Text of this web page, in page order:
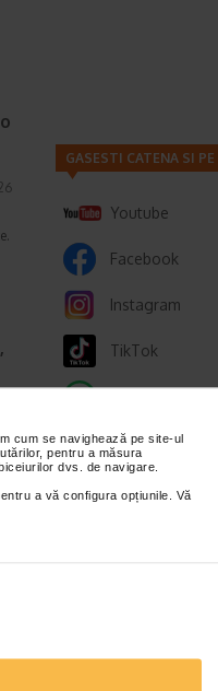
cum se navighează pe site-ul
pentru a măsura
dvs. de navigare.
a vă configura opțiunile. Vă
GASESTI CATENA SI PE
Youtube
Facebook
Instagram
TikTok
CALCULATOARE